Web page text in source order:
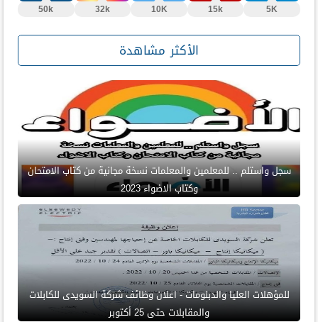
5K
15k
10K
32k
50k
الأكثر مشاهدة
سجل واستلم .. للمعلمين والمعلمات نسخة مجانية من كتاب الامتحان
وكتاب الاضواء 2023
للمؤهلات العليا والدبلومات - اعلان وظائف شركة السويدى للكابلات
والمقابلات حتى 25 أكتوبر